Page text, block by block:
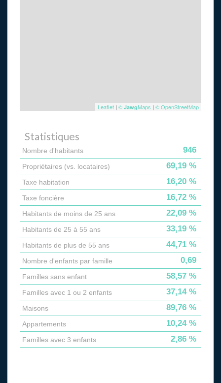
Leaflet | © JawgMaps | © OpenStreetMap
Statistiques
Nombre d'habitants 946
Propriétaires (vs. locataires) 69,19 %
Taxe habitation 16,20 %
Taxe foncière 16,72 %
Habitants de moins de 25 ans 22,09 %
Habitants de 25 à 55 ans 33,19 %
Habitants de plus de 55 ans 44,71 %
Nombre d'enfants par famille 0,69
Familles sans enfant 58,57 %
Familles avec 1 ou 2 enfants 37,14 %
Maisons 89,76 %
Appartements 10,24 %
Familles avec 3 enfants 2,86 %